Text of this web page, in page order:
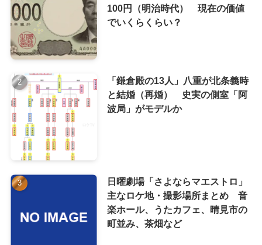
100円（明治時代） 現在の価値
でいくらくらい？
「鎌倉殿の13人」八重が北条義時
と結婚（再婚） 史実の側室「阿
波局」がモデルか
日曜劇場「さよならマエストロ」
主なロケ地・撮影場所まとめ 音
楽ホール、うたカフェ、晴見市の
町並み、茶畑など